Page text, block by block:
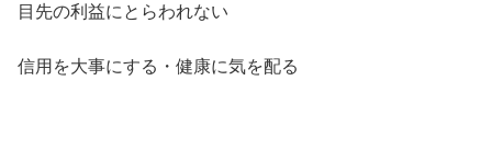
目先の利益にとらわれない
信用を大事にする・健康に気を配る